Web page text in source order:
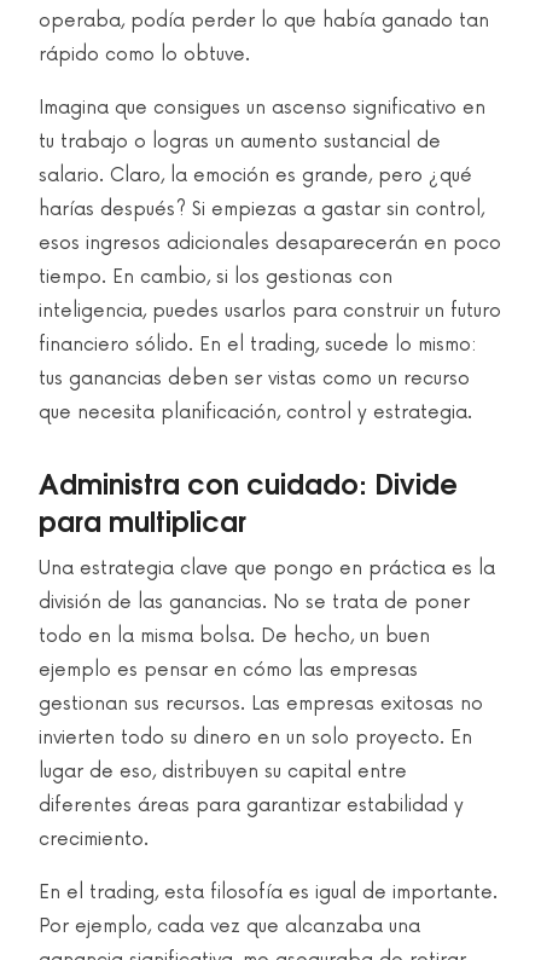
operaba, podía perder lo que había ganado tan
rápido como lo obtuve.
Imagina que consigues un ascenso significativo en
tu trabajo o logras un aumento sustancial de
salario. Claro, la emoción es grande, pero ¿qué
harías después? Si empiezas a gastar sin control,
esos ingresos adicionales desaparecerán en poco
tiempo. En cambio, si los gestionas con
inteligencia, puedes usarlos para construir un futuro
financiero sólido. En el trading, sucede lo mismo:
tus ganancias deben ser vistas como un recurso
que necesita planificación, control y estrategia.
Administra con cuidado: Divide
para multiplicar
Una estrategia clave que pongo en práctica es la
división de las ganancias. No se trata de poner
todo en la misma bolsa. De hecho, un buen
ejemplo es pensar en cómo las empresas
gestionan sus recursos. Las empresas exitosas no
invierten todo su dinero en un solo proyecto. En
lugar de eso, distribuyen su capital entre
diferentes áreas para garantizar estabilidad y
crecimiento.
En el trading, esta filosofía es igual de importante.
Por ejemplo, cada vez que alcanzaba una